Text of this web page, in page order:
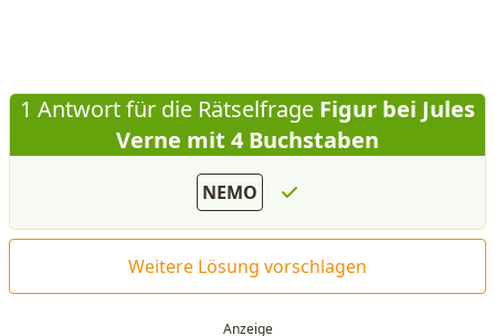
1 Antwort für die Rätselfrage Figur bei Jules
Verne mit 4 Buchstaben
NEMO
Weitere Lösung vorschlagen